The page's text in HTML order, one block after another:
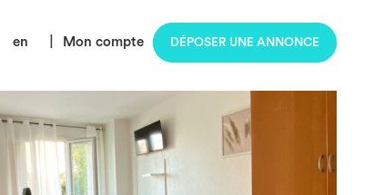
en Mon compte DÉPOSER UNE ANNONCE